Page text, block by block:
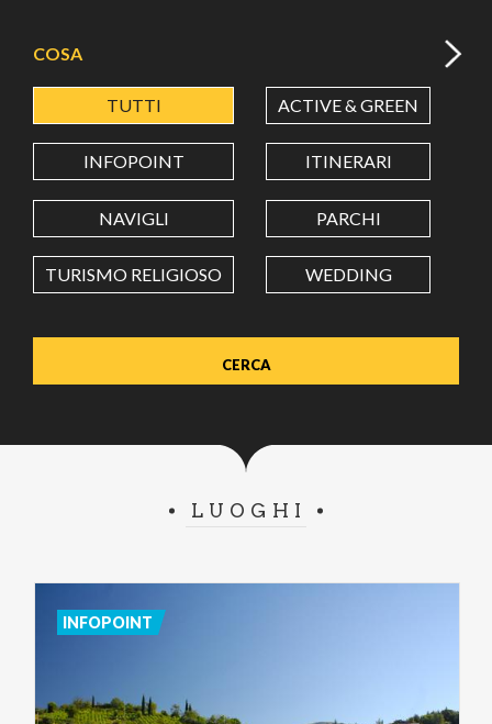
LATITUDINE
LONGITUDINE
Value in decimal degrees. Use dot (.) as decimal separator.
COSA
TUTTI ACTIVE & GREEN
INFOPOINT ITINERARI
NAVIGLI PARCHI
TURISMO RELIGIOSO WEDDING
LUOGHI
INFOPOINT